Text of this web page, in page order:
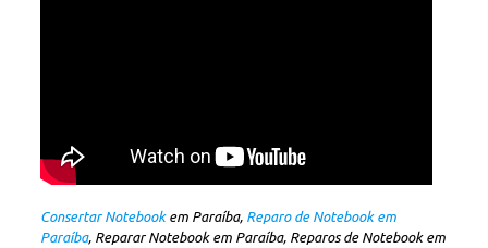
Consertar Notebookem Paraíba, Reparo de Notebook em
Paraíba, Reparar Notebook em Paraíba, Reparos de Notebook em